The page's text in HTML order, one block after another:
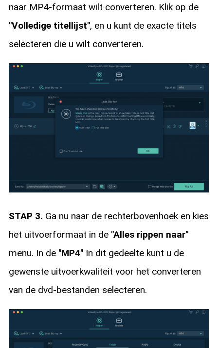
naar MP4-formaat wilt converteren. Klik op de
"Volledige titellijst", en u kunt de exacte titels
selecteren die u wilt converteren.
STAP 3. Ga nu naar de rechterbovenhoek en kies
het uitvoerformaat in de "Alles rippen naar"
menu. In de "MP4"In dit gedeelte kunt u de
gewenste uitvoerkwaliteit voor het converteren
van de dvd-bestanden selecteren.